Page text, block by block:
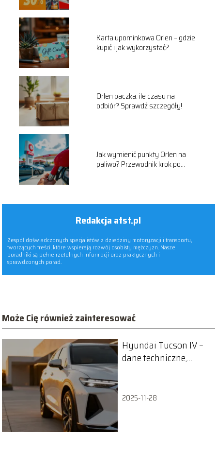
Karta upominkowa Orlen – gdzie
kupić i jak wykorzystać?
Orlen paczka: ile czasu na
odbiór? Sprawdź szczegóły!
Jak wymienić punkty Orlen na
paliwo? Przewodnik krok po
Redakcja atst.pl
Zespół doświadczonych specjalistów z dziedziny motoryzacji i transportu,
tworzących treści, które wspierają rozwój osobisty mężczyzn. Nasze
poradniki są pełne rzetelnych informacji oraz praktycznych i
sprawdzonych porad.
Może Cię również zainteresować
Hyundai Tucson IV –
dane techniczne,
2025-11-28